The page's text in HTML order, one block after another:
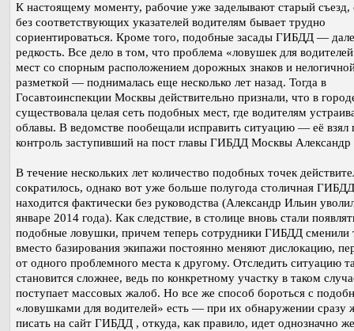
К настоящему моменту, рабочие уже заделывают старый съезд,
без соответствующих указателей водителям бывает трудно
сориентироваться. Кроме того, подобные засады ГИБДД —
редкость. Все дело в том, что проблема «ловушек для
мест со спорным расположением дорожных знаков и
разметкой — поднималась еще несколько лет назад. Тогда в
Госавтоинспекции Москвы действительно признали, что в
существовала целая сеть подобных мест, где водителям
облавы. В ведомстве пообещали исправить ситуацию — её взял
контроль заступивший на пост главы ГИБДД Москвы
В течение нескольких лет количество подобных точек
сократилось, однако вот уже больше полугода столичная ГИБДД
находится фактически без руководства (Александр Ильин
январе 2014 года). Как следствие, в столице вновь стали
подобные ловушки, причем теперь сотрудники ГИБДД сменили
вместо базирования экипажи постоянно меняют дислокацию,
от одного проблемного места к другому. Отследить ситуацию
становится сложнее, ведь по конкретному участку в таком
поступает массовых жалоб. Но все же способ бороться с
«ловушками для водителей» есть — при их обнаружении сразу
писать на сайт ГИБДД , откуда, как правило, идет однозначно